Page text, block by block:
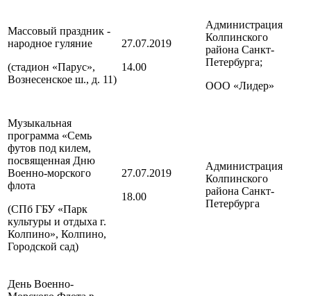
Массовый праздник -
народное гуляние
(стадион «Парус»,
Вознесенское ш., д. 11)
27.07.2019
14.00
Администрация
Колпинского
района Санкт-
Петербурга;
ООО «Лидер»
Музыкальная
программа «Семь
футов под килем,
посвященная Дню
Военно-морского
флота
(СПб ГБУ «Парк
культуры и отдыха г.
Колпино», Колпино,
Городской сад)
27.07.2019
18.00
Администрация
Колпинского
района Санкт-
Петербурга
День Военно-